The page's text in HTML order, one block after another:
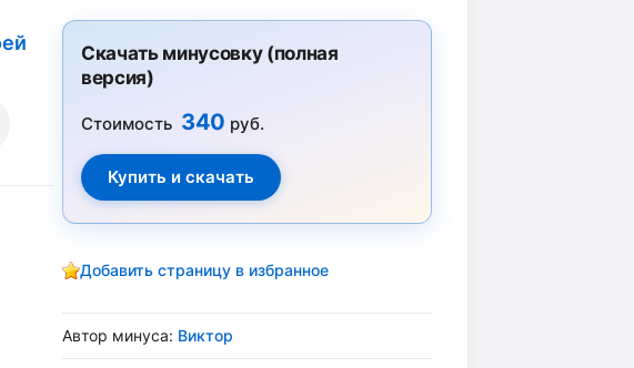
Скачать минусовку (полная
версия)
Стоимость 340 руб.
Добавить страницу в избранное
Автор минуса: Виктор